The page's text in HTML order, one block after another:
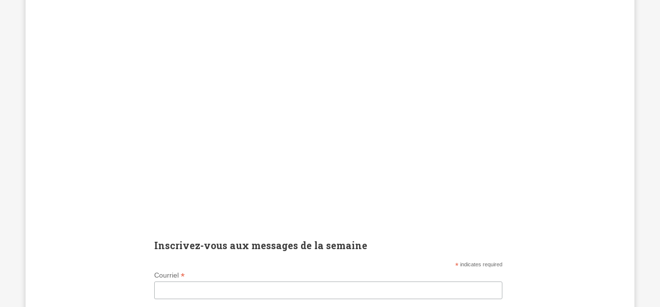
Inscrivez-vous aux messages de la semaine
* indicates required
Courriel *